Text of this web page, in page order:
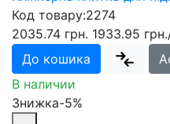
Код товару:2274
2035.74 грн. 1933.95 грн.
До кошика
В наличии
Знижка-5%